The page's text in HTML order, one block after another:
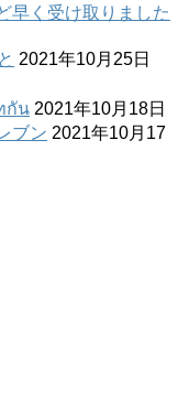
早く受け取りました
2021年10月25日
กัน 2021年10月18日
ブン 2021年10月17